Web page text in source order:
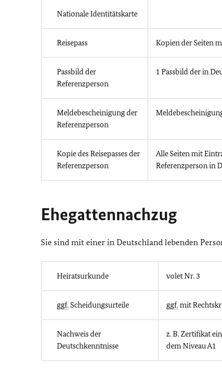
Nationale Identitätskarte
Reisepass Kopien der Seiten
Passbild der
Referenzperson
1 Passbild der in
Meldebescheinigung der
Referenzperson
Kopie des Reisepasses der
Referenzperson
Alle Seiten mit
Referenzperson in
Ehegattennachzug
Sie sind mit einer in Deutschland lebenden
Heiratsurkunde volet Nr. 3
ggf. Scheidungsurteile ggf.mit
Nachweis der
Deutschkenntnisse
z. B. Zertifikat
dem Niveau A1